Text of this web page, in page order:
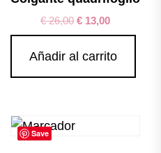
€26,00 €13,00
Añadir al carrito
Save